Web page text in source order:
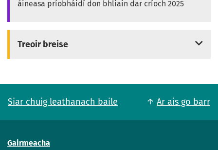
áineasa príobháidí don bhliain dar críoch 2025
Treoir breise
Siar chuig leathanach baile Ar ais go barr
Gairmeacha